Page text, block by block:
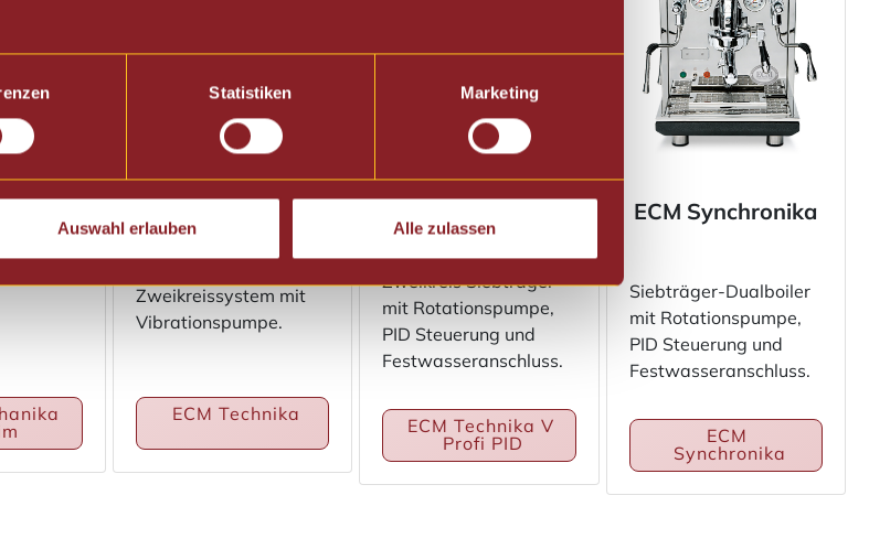
Statistiken Marketing
Auswahl erlauben Alle zulassen
6
ECM Technika
Zweikreissystem mit
Vibrationspumpe.
ECM Technika
ECM Technika V
Profi PID
Zweikreis Siebträger
mit Rotationspumpe,
PID Steuerung und
Festwasseranschluss.
ECM Technika V
Profi PID
ECM Synchronika
Siebträger-Dualboiler
mit Rotationspumpe,
PID Steuerung und
Festwasseranschluss.
ECM
Synchronika